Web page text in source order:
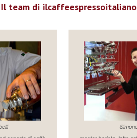
Il team di ilcaffeespressoitaliano